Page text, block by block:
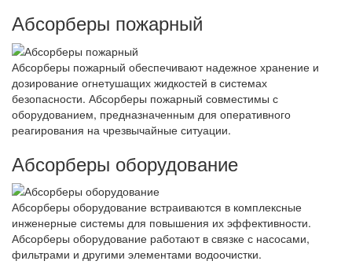
Абсорберы пожарный
Абсорберы пожарный обеспечивают надежное хранение и
дозирование огнетушащих жидкостей в системах
безопасности. Абсорберы пожарный совместимы с
оборудованием, предназначенным для оперативного
реагирования на чрезвычайные ситуации.
Абсорберы оборудование
Абсорберы оборудование встраиваются в комплексные
инженерные системы для повышения их эффективности.
Абсорберы оборудование работают в связке с насосами,
фильтрами и другими элементами водоочистки.